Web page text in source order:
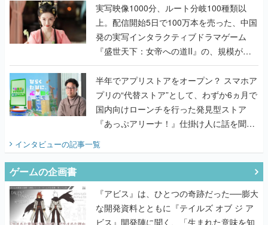
んだレジェンド2人に訊く開発秘話
実写映像1000分、ルート分岐100種類以
上。配信開始5日で100万本を売った、中国
発の実写インタラクティブドラマゲーム
『盛世天下：女帝への道II』の、規模が違
うこだわりをプロデューサーに聞いた
半年でアプリストアをオープン？ スマホア
プリの“代替ストア”として、わずか6ヵ月で
国内向けローンチを行った発見型ストア
『あっぷアリーナ！』仕掛け人に話を聞い
てみた
インタビューの記事一覧
ゲームの企画書
『アビス』は、ひとつの奇跡だった──膨大
な開発資料とともに『テイルズ オブ ジ ア
ビス』開発陣に聞く、「生まれた意味を知